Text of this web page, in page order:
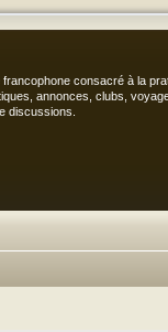
francophone consacré à la
annonces, clubs,
discussions.